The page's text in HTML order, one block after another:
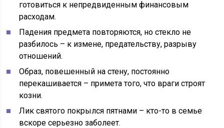
готовиться к непредвиденным финансовым
расходам.
Падения предмета повторяются, но стекло не
разбилось – к измене, предательству, разрыву
отношений.
Образ, повешенный на стену, постоянно
перекашивается – примета того, что враги строят
козни.
Лик святого покрылся пятнами – кто-то в семье
вскоре серьезно заболеет.